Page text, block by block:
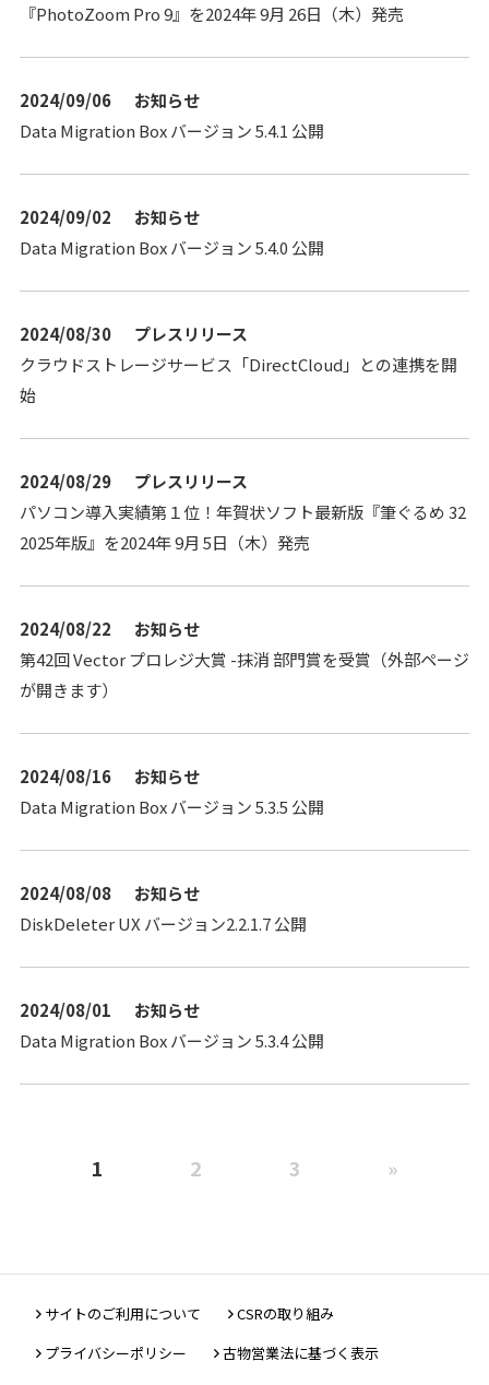
『PhotoZoom Pro 9』を2024年 9月 26日（木）発売
2024/09/06
お知らせ
Data Migration Box バージョン 5.4.1 公開
2024/09/02
お知らせ
Data Migration Box バージョン 5.4.0 公開
2024/08/30
プレスリリース
クラウドストレージサービス「DirectCloud」との連携を開
始
2024/08/29
プレスリリース
パソコン導入実績第１位！年賀状ソフト最新版『筆ぐるめ 32
2025年版』を2024年 9月 5日（木）発売
2024/08/22
お知らせ
第42回 Vector プロレジ大賞 -抹消 部門賞を受賞（外部ページ
が開きます）
2024/08/16
お知らせ
Data Migration Box バージョン 5.3.5 公開
2024/08/08
お知らせ
DiskDeleter UX バージョン2.2.1.7 公開
2024/08/01
お知らせ
Data Migration Box バージョン 5.3.4 公開
1 2 3 »
サイトのご利用について
CSRの取り組み
プライバシーポリシー
古物営業法に基づく表示